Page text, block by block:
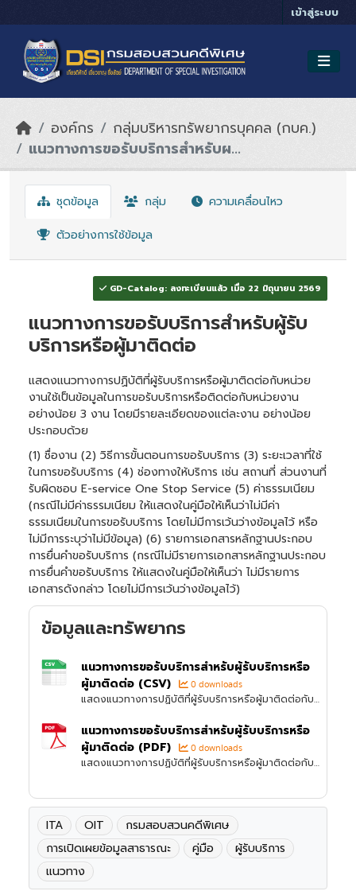
เข้าสู่ระบบ
องค์กร
กลุ่มบริหารทรัพยากรบุคคล (กบค.)
แนวทางการขอรับบริการสำหรับผ...
ชุดข้อมูล กลุ่ม
ความเคลื่อนไหว
ตัวอย่างการใช้ข้อมูล
GD-Catalog: ลงทะเบียนแล้ว เมื่อ 22 มิถุนายน 2569
แนวทางการขอรับบริการสำหรับผู้รับ
บริการหรือผู้มาติดต่อ
แสดงแนวทางการปฏิบัติที่ผู้รับบริการหรือผู้มาติดต่อกับหน่วย
งานใช้เป็นข้อมูลในการขอรับบริการหรือติดต่อกับหน่วยงาน
อย่างน้อย 3 งาน โดยมีรายละเอียดของแต่ละงาน อย่างน้อย
ประกอบด้วย
(1) ชื่องาน (2) วิธีการขั้นตอนการขอรับบริการ (3) ระยะเวลาที่ใช้
ในการขอรับบริการ (4) ช่องทางให้บริการ เช่น สถานที่ ส่วนงานที่
รับผิดชอบ E-service One Stop Service (5) ค่าธรรมเนียม
(กรณีไม่มีค่าธรรมเนียม ให้แสดงในคู่มือให้เห็นว่าไม่มีค่า
ธรรมเนียมในการขอรับบริการ โดยไม่มีการเว้นว่างข้อมูลไว้ หรือ
ไม่มีการระบุว่าไม่มีข้อมูล) (6) รายการเอกสารหลักฐานประกอบ
การยื่นคำขอรับบริการ (กรณีไม่มีรายการเอกสารหลักฐานประกอบ
การยื่นคำขอรับบริการ ให้แสดงในคู่มือให้เห็นว่า ไม่มีรายการ
เอกสารดังกล่าว โดยไม่มีการเว้นว่างข้อมูลไว้)
ข้อมูลและทรัพยากร
แนวทางการขอรับบริการสำหรับผู้รับบริการหรือ
ผู้มาติดต่อ (CSV)
0 downloads
แสดงแนวทางการปฏิบัติที่ผู้รับบริการหรือผู้มาติดต่อกับหน่วยงานใช้เป็นข้อมูลในการขอรับบริการหรือติดต่อกับหน่วยงาน อย่างน้อย 3 งาน โดยมีรายละเอียดของแต่ละงาน อย่างน้อยประกอบด้วย (1) ชื่องาน...
แนวทางการขอรับบริการสำหรับผู้รับบริการหรือ
ผู้มาติดต่อ (PDF)
0 downloads
แสดงแนวทางการปฏิบัติที่ผู้รับบริการหรือผู้มาติดต่อกับหน่วยงานใช้เป็นข้อมูลในการขอรับบริการหรือติดต่อกับหน่วยงาน อย่างน้อย 3 งาน โดยมีรายละเอียดของแต่ละงาน อย่างน้อยประกอบด้วย (1) ชื่องาน...
ITA OIT
กรมสอบสวนคดีพิเศษ
การเปิดเผยข้อมูลสาธารณะ
คู่มือ
ผู้รับบริการ
แนวทาง